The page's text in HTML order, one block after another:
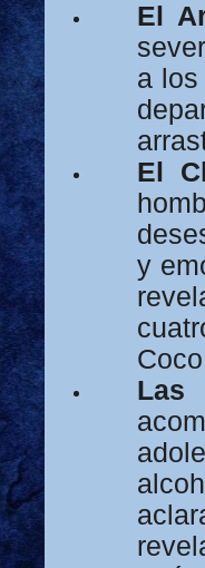
El
a los
El
y
Las